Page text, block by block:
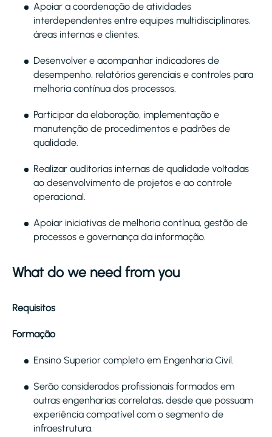
Apoiar a coordenação de atividades
interdependentes entre equipes multidisciplinares,
áreas internas e clientes.
Desenvolver e acompanhar indicadores de
desempenho, relatórios gerenciais e controles para
melhoria contínua dos processos.
Participar da elaboração, implementação e
manutenção de procedimentos e padrões de
qualidade.
Realizar auditorias internas de qualidade voltadas
ao desenvolvimento de projetos e ao controle
operacional.
Apoiar iniciativas de melhoria contínua, gestão de
processos e governança da informação.
What do we need from you
Requisitos
Formação
Ensino Superior completo em Engenharia Civil.
Serão considerados profissionais formados em
outras engenharias correlatas, desde que possuam
experiência compatível com o segmento de
infraestrutura.